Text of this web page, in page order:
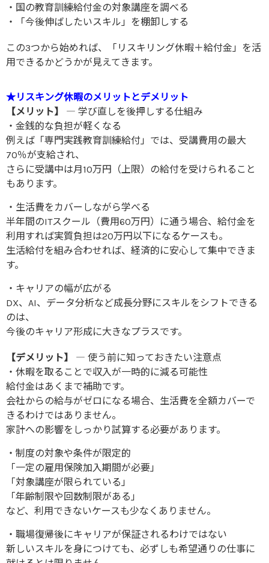
・国の教育訓練給付金の対象講座を調べる
・「今後伸ばしたいスキル」を棚卸しする
この3つから始めれば、「リスキリング休暇＋給付金」を活
用できるかどうかが見えてきます。
★リスキング休暇のメリットとデメリット
【メリット】
― 学び直しを後押しする仕組み
・金銭的な負担が軽くなる
例えば「専門実践教育訓練給付」では、受講費用の最大
70％が支給され、
さらに受講中は月10万円（上限）の給付を受けられること
もあります。
・生活費をカバーしながら学べる
半年間のITスクール（費用60万円）に通う場合、給付金を
利用すれば実質負担は20万円以下になるケースも。
生活給付を組み合わせれば、経済的に安心して集中できま
す。
・キャリアの幅が広がる
DX、AI、データ分析など成長分野にスキルをシフトできる
のは、
今後のキャリア形成に大きなプラスです。
【デメリット】
― 使う前に知っておきたい注意点
・休暇を取ることで収入が一時的に減る可能性
給付金はあくまで補助です。
会社からの給与がゼロになる場合、生活費を全額カバーで
きるわけではありません。
家計への影響をしっかり試算する必要があります。
・制度の対象や条件が限定的
「一定の雇用保険加入期間が必要」
「対象講座が限られている」
「年齢制限や回数制限がある」
など、利用できないケースも少なくありません。
・職場復帰後にキャリアが保証されるわけではない
新しいスキルを身につけても、必ずしも希望通りの仕事に